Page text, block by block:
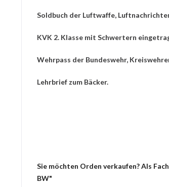
Soldbuch der Luftwaffe,
KVK 2. Klasse mit Schwertern
Wehrpass der Bundeswehr,
Lehrbrief zum Bäcker.
Sie möchten Orden verkaufen? Als
BW"